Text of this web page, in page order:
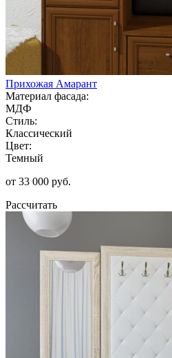
Прихожая Амарант
Материал фасада:
МДФ
Стиль:
Классический
Цвет:
Темный
от 33 000 руб.
Рассчитать